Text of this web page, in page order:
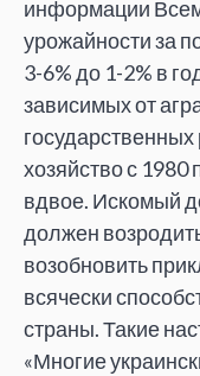
информации
урожайности за
3-6% до 1-2% в
зависимых от
хозяйство с 1980
вдвое. Искомый
должен
возобновить
всячески
страны. Такие
«Многие